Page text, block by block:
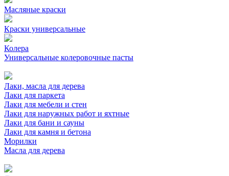
Масляные краски
Краски универсальные
Колера
Универсальные колеровочные пасты
Лаки, масла для дерева
Лаки для паркета
Лаки для мебели и стен
Лаки для наружных работ и яхтные
Лаки для бани и сауны
Лаки для камня и бетона
Морилки
Масла для дерева